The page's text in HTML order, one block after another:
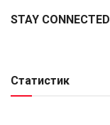
STAY CONNECTED
Статистик